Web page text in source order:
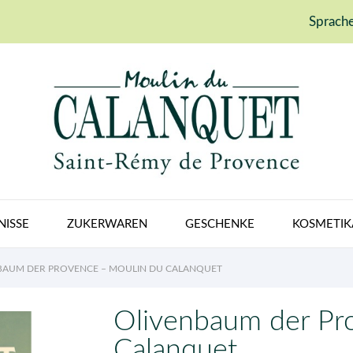
ZUKERWAREN GESCHENKE
DER PROVENCE – MOULIN DU CALANQUET
Olivenbaum der